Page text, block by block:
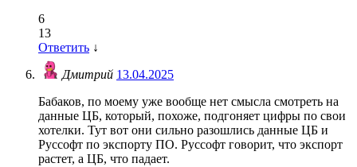
6
13
Ответить ↓
Дмитрий 13.04.2025
Бабаков, по моему уже вообще нет смысла смотреть на
данные ЦБ, который, похоже, подгоняет цифры по свои
хотелки. Тут вот они сильно разошлись данные ЦБ и
Руссофт по экспорту ПО. Руссофт говорит, что экспорт
растет, а ЦБ, что падает.